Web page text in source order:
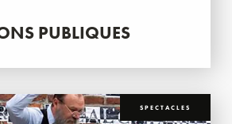
PUBLIQUES
SPECTACLES